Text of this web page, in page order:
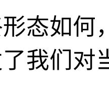
态如何
我们对